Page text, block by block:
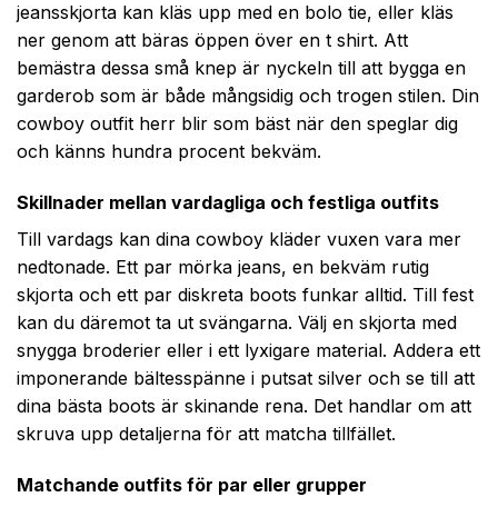
jeansskjorta kan kläs upp med en bolo tie, eller kläs
ner genom att bäras öppen över en t shirt. Att
bemästra dessa små knep är nyckeln till att bygga en
garderob som är både mångsidig och trogen stilen. Din
cowboy outfit herr blir som bäst när den speglar dig
och känns hundra procent bekväm.
Skillnader mellan vardagliga och festliga outfits
Till vardags kan dina cowboy kläder vuxen vara mer
nedtonade. Ett par mörka jeans, en bekväm rutig
skjorta och ett par diskreta boots funkar alltid. Till fest
kan du däremot ta ut svängarna. Välj en skjorta med
snygga broderier eller i ett lyxigare material. Addera ett
imponerande bältesspänne i putsat silver och se till att
dina bästa boots är skinande rena. Det handlar om att
skruva upp detaljerna för att matcha tillfället.
Matchande outfits för par eller grupper